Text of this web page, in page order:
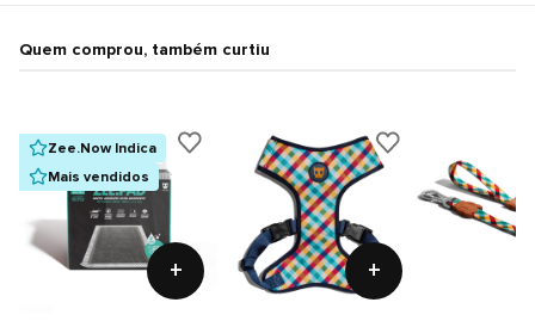
Quem comprou, também curtiu
Zee.Now Indica
Mais vendidos
+ +